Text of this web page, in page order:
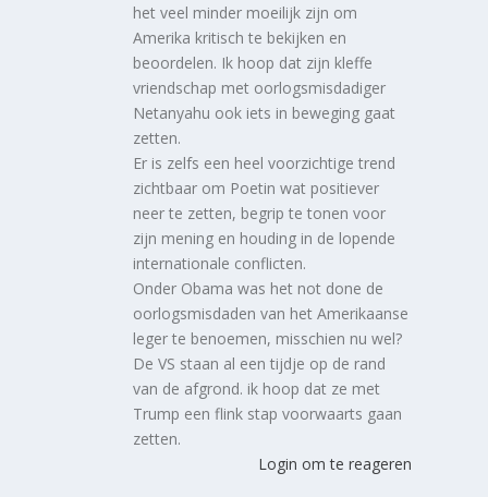
het veel minder moeilijk zijn om
Amerika kritisch te bekijken en
beoordelen. Ik hoop dat zijn kleffe
vriendschap met oorlogsmisdadiger
Netanyahu ook iets in beweging gaat
zetten.
Er is zelfs een heel voorzichtige trend
zichtbaar om Poetin wat positiever
neer te zetten, begrip te tonen voor
zijn mening en houding in de lopende
internationale conflicten.
Onder Obama was het not done de
oorlogsmisdaden van het Amerikaanse
leger te benoemen, misschien nu wel?
De VS staan al een tijdje op de rand
van de afgrond. ik hoop dat ze met
Trump een flink stap voorwaarts gaan
zetten.
Login om te reageren